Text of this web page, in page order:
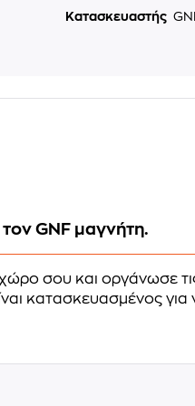
Κατασκευαστής
GNF μαγνήτη.
σου και οργάνωσε
κατασκευασμένος